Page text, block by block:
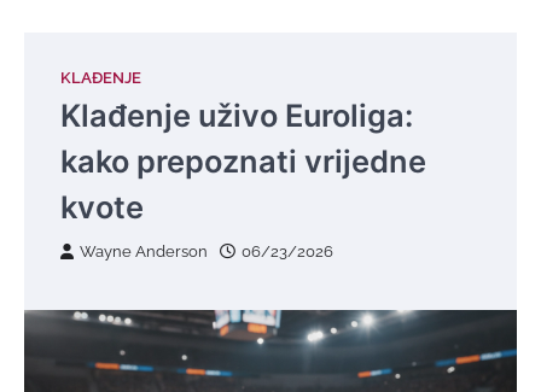
KLAĐENJE
Klađenje uživo Euroliga:
kako prepoznati vrijedne
kvote
Wayne Anderson 06/23/2026